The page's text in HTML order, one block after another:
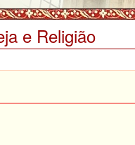
e Religião